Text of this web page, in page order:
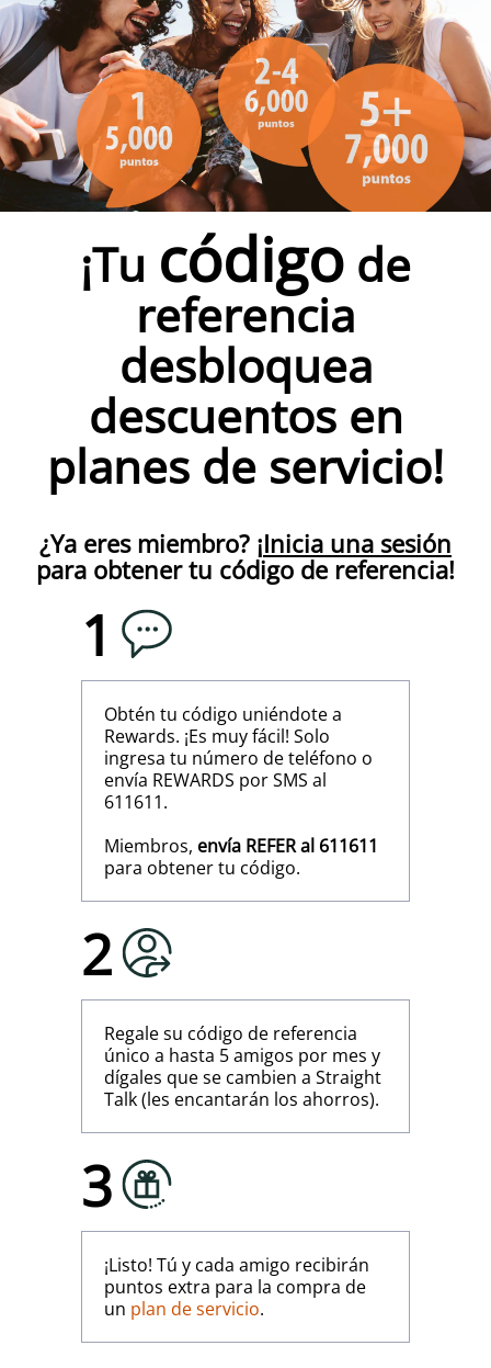
English
¡Tu código de
referencia
desbloquea
descuentos en
planes de servicio!
¿Ya eres miembro? ¡Inicia una sesión
para obtener tu código de referencia!
1
Obtén tu código uniéndote a
Rewards. ¡Es muy fácil! Solo
ingresa tu número de teléfono o
envía REWARDS por SMS al
611611.
Miembros, envía REFER al 611611
para obtener tu código.
2
Regale su código de referencia
único a hasta 5 amigos por mes y
dígales que se cambien a Straight
Talk (les encantarán los ahorros).
3
¡Listo! Tú y cada amigo recibirán
puntos extra para la compra de
un plan de servicio.